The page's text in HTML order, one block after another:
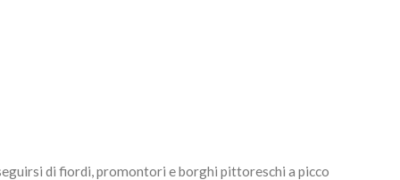
di fiordi, promontori e borghi pittoreschi a picco